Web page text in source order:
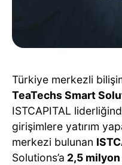
Türkiye merkezli
TeaTechs Smart
ISTCAPITAL
girişimlere yatırım
merkezi bulunan
Solutions’a 2,5